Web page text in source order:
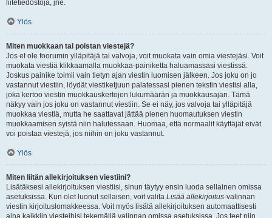
liitetiedostoja, jne.
Ylös
Miten muokkaan tai poistan viestejä?
Jos et ole foorumin ylläpitäjä tai valvoja, voit muokata vain omia viestejäsi. Voit
muokata viestiä klikkaamalla muokkaa-painiketta haluamassasi viestissä.
Joskus painike toimii vain tietyn ajan viestin luomisen jälkeen. Jos joku on jo
vastannut viestiin, löydät viestiketjuun palatessasi pienen tekstin viestisi alla,
joka kertoo viestin muokkauskertojen lukumäärän ja muokkausajan. Tämä
näkyy vain jos joku on vastannut viestiin. Se ei näy, jos valvoja tai ylläpitäjä
muokkaa viestiä, mutta he saattavat jättää pienen huomautuksen viestin
muokkaamisen syistä niin halutessaan. Huomaa, että normaalit käyttäjät eivät
voi poistaa viestejä, jos niihin on joku vastannut.
Ylös
Miten liitän allekirjoituksen viestiini?
Lisätäksesi allekirjoituksen viestiisi, sinun täytyy ensin luoda sellainen omissa
asetuksissa. Kun olet luonut sellaisen, voit valita Lisää allekirjoitus-valinnan
viestin kirjoituslomakkeessa. Voit myös lisätä allekirjoituksen automaattisesti
aina kaikkiin viesteihisi tekemällä valinnan omissa asetuksissa. Jos teet niin,